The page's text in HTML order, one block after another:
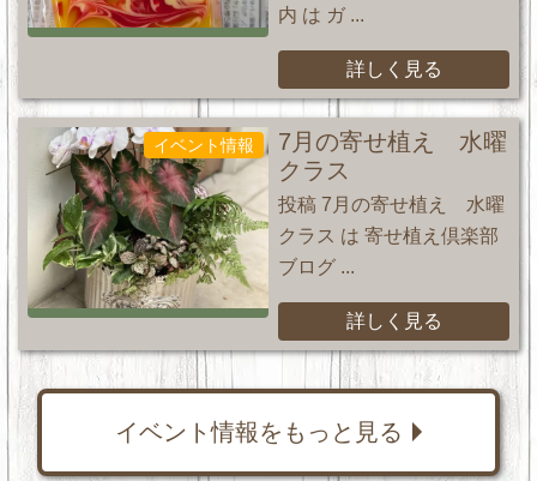
内 は ガ ...
詳しく見る
イベント情報
7月の寄せ植え 水曜
クラス
投稿 7月の寄せ植え 水曜
クラス は 寄せ植え倶楽部
ブログ ...
詳しく見る
イベント情報をもっと見る